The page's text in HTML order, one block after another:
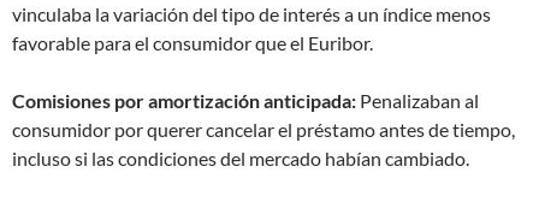
vinculaba la variación del tipo de interés a un índice menos
favorable para el consumidor que el Euribor.
Comisiones por amortización anticipada: Penalizaban al
consumidor por querer cancelar el préstamo antes de tiempo,
incluso si las condiciones del mercado habían cambiado.